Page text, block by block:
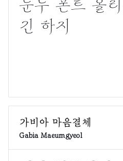
Gabia Maeumgyeol